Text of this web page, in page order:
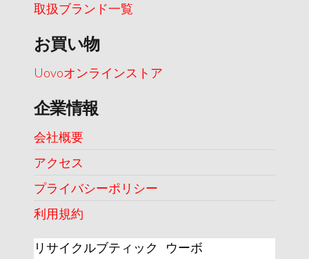
取扱ブランド一覧
お買い物
Uovoオンラインストア
企業情報
会社概要
アクセス
プライバシーポリシー
利用規約
リサイクルブティック ウーボ